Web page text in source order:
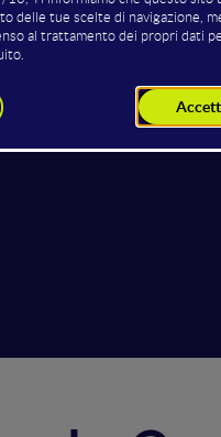
Content creator
Creator | D&I
Editor The